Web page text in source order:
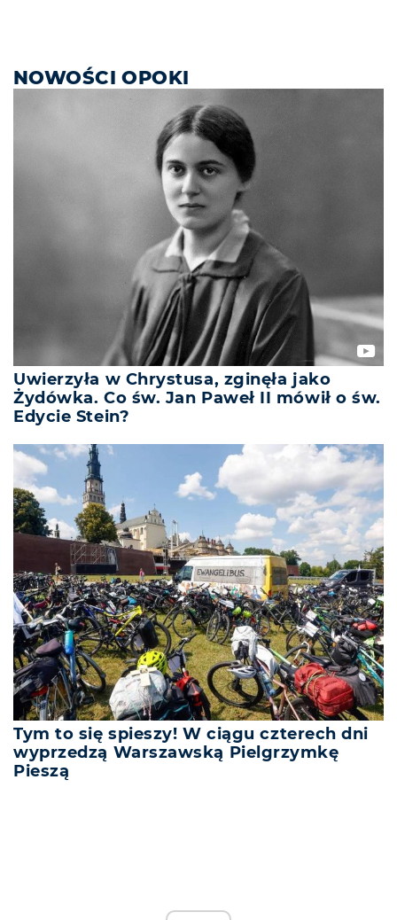
NOWOŚCI OPOKI
Uwierzyła w Chrystusa, zginęła jako
Żydówka. Co św. Jan Paweł II mówił o św.
Edycie Stein?
Tym to się spieszy! W ciągu czterech dni
wyprzedzą Warszawską Pielgrzymkę
Pieszą